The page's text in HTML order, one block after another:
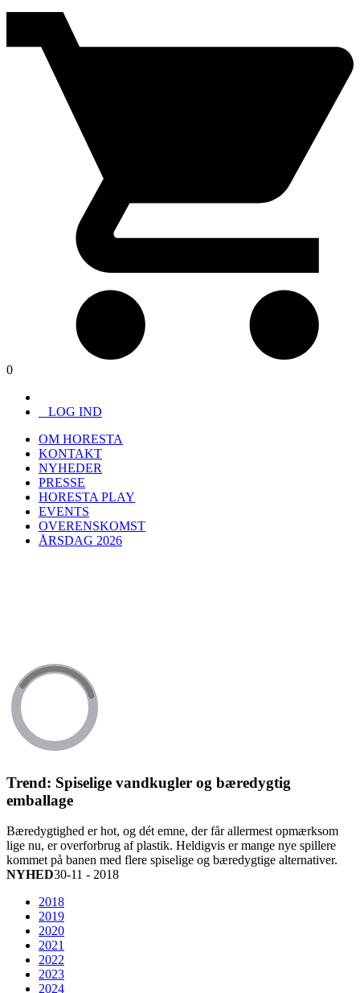
0
LOG IND
OM HORESTA
KONTAKT
NYHEDER
PRESSE
HORESTA PLAY
EVENTS
OVERENSKOMST
ÅRSDAG 2026
Trend: Spiselige vandkugler og bæredygtig
emballage
Bæredygtighed er hot, og dét emne, der får allermest opmærksom
lige nu, er overforbrug af plastik. Heldigvis er mange nye spillere
kommet på banen med flere spiselige og bæredygtige alternativer.
NYHED30-11 - 2018
2018
2019
2020
2021
2022
2023
2024